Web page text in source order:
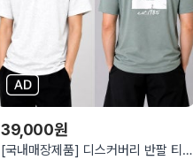
39,000원
[국내매장제품] 디스커버리 반팔 티셔